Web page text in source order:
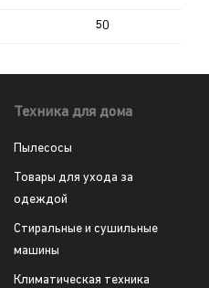
50
Техника для дома
Пылесосы
Товары для ухода за
одеждой
Стиральные и сушильные
машины
Климатическая техника